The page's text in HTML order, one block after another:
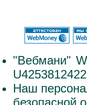
"Вебмани"
Наш
безопасной